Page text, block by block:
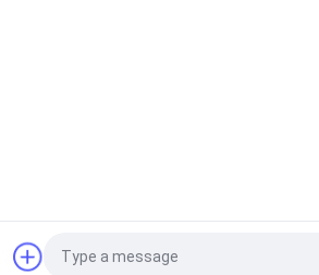
Pedir um orçamento